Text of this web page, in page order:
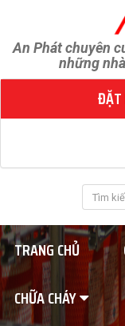
An Phát chuyên
những
ĐẶT
TRANG CHỦ
CHỮA CHÁY